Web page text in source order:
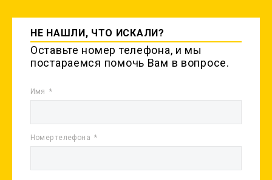
НЕ НАШЛИ, ЧТО ИСКАЛИ?
Оставьте номер телефона, и мы
постараемся помочь Вам в вопросе.
Имя
Номер телефона